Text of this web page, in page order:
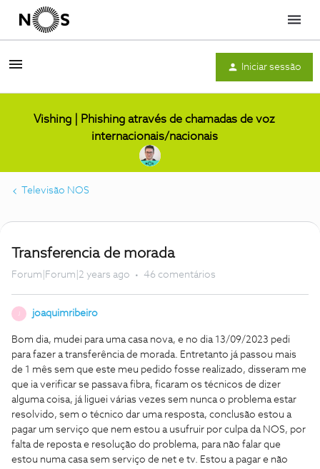
Menu
Iniciar sessão
Vishing | Phishing através de chamadas de voz
internacionais/nacionais
Televisão NOS
Transferencia de morada
Forum|Forum|2 years ago 46 comentários
joaquimribeiro
Bom dia, mudei para uma casa nova, e no dia 13/09/2023 pedi
para fazer a transferência de morada. Entretanto já passou mais
de 1 mês sem que este meu pedido fosse realizado, disseram me
que ia verificar se passava fibra, ficaram os técnicos de dizer
alguma coisa, já liguei várias vezes sem nunca o problema estar
resolvido, sem o técnico dar uma resposta, conclusão estou a
pagar um serviço que nem estou a usufruir por culpa da NOS, por
falta de reposta e resolução do problema, para não falar que
estou numa casa sem serviço de net e tv. Estou a pagar e não